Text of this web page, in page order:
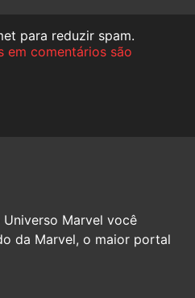
para reduzir spam.
em comentários são
Marvel você
da Marvel, o maior portal